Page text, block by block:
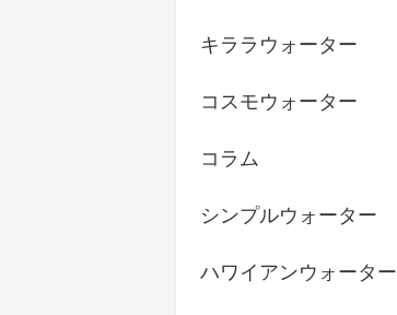
キララウォーター
コスモウォーター
コラム
シンプルウォーター
ハワイアンウォーター